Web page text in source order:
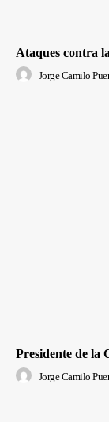
Ataques contra
Jorge Camilo
Presidente de la
Jorge Camilo